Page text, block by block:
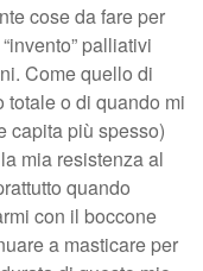
cose da fare per
palliativi
Come quello di
o di quando mi
capita più spesso)
mia resistenza al
quando
con il boccone
a masticare per